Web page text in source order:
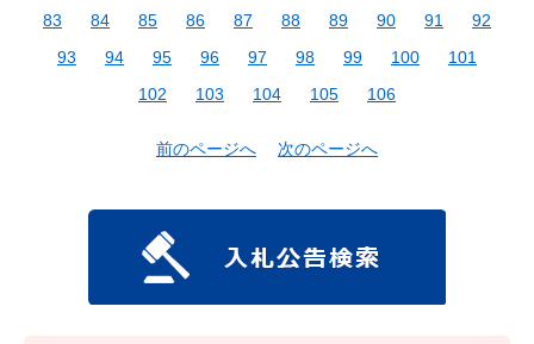
83
84 85 86 87 88 89 90 91
92
93
94 95 96 97 98 99 100
101
102
103 104 105 106
前のページへ 次のページへ